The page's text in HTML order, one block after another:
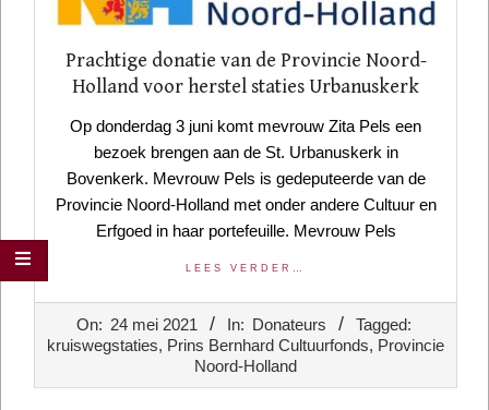
Prachtige donatie van de Provincie Noord-
Holland voor herstel staties Urbanuskerk
Op donderdag 3 juni komt mevrouw Zita Pels een
bezoek brengen aan de St. Urbanuskerk in
Bovenkerk. Mevrouw Pels is gedeputeerde van de
Provincie Noord-Holland met onder andere Cultuur en
Erfgoed in haar portefeuille. Mevrouw Pels
LEES VERDER…
05-
On: 24 mei 2021 In: Donateurs
Tagged:
kruiswegstaties, Prins Bernhard Cultuurfonds, Provincie
Noord-Holland